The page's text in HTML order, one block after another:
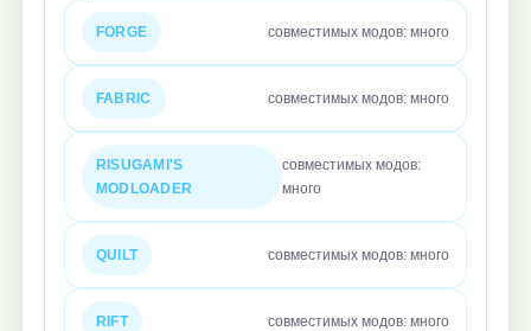
FORGE совместимых модов: много
FABRIC совместимых модов: много
RISUGAMI'S
MODLOADER
совместимых модов:
много
QUILT совместимых модов: много
RIFT совместимых модов: много